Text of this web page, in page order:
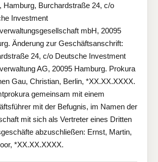
Hamburg, Burchardstraße 24, c/o
Investment
mbH, 20095
Änderung zur Geschäftsanschrift:
24, c/o Deutsche Investment
AG, 20095 Hamburg. Prokura
Gau, Christian, Berlin, *XX.XX.XXXX.
gemeinsam mit einem
mit der Befugnis, im Namen der
mit sich als Vertreter eines Dritten
abzuschließen: Ernst, Martin,
*XX.XX.XXXX.